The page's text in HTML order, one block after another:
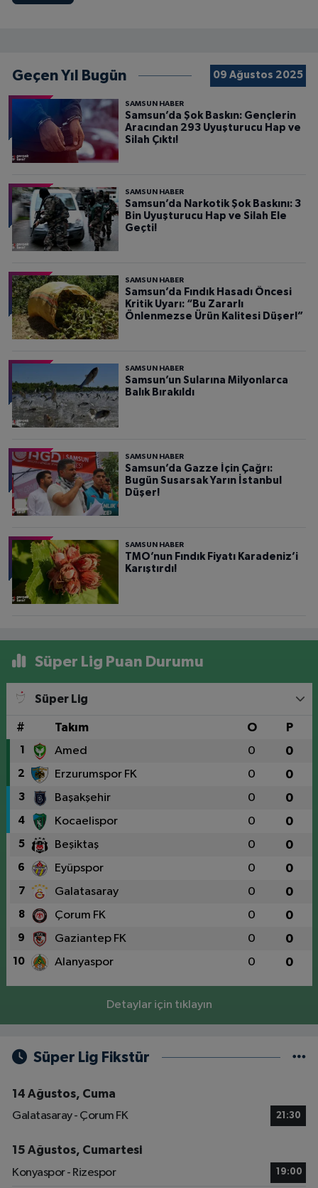
Geçen Yıl Bugün 09 Ağustos 2025
SAMSUN HABER
Samsun’da Şok Baskın: Gençlerin
Aracından 293 Uyuşturucu Hap ve
Silah Çıktı!
SAMSUN HABER
Samsun’da Narkotik Şok Baskını: 3
Bin Uyuşturucu Hap ve Silah Ele
Geçti!
SAMSUN HABER
Samsun’da Fındık Hasadı Öncesi
Kritik Uyarı: “Bu Zararlı
Önlenmezse Ürün Kalitesi Düşer!”
SAMSUN HABER
Samsun’un Sularına Milyonlarca
Balık Bırakıldı
SAMSUN HABER
Samsun’da Gazze İçin Çağrı:
Bugün Susarsak Yarın İstanbul
Düşer!
SAMSUN HABER
TMO’nun Fındık Fiyatı Karadeniz’i
Karıştırdı!
Süper Lig Puan Durumu
Süper Lig
# Takım O P
1 Amed 0 0
2 Erzurumspor FK 0 0
3 Başakşehir 0 0
4 Kocaelispor 0 0
5 Beşiktaş 0 0
6 Eyüpspor 0 0
7 Galatasaray 0 0
8 Çorum FK 0 0
9 Gaziantep FK 0 0
10 Alanyaspor 0 0
Detaylar için tıklayın
Süper Lig Fikstür
14 Ağustos, Cuma
Galatasaray - Çorum FK
21:30
15 Ağustos, Cumartesi
Konyaspor - Rizespor
19:00